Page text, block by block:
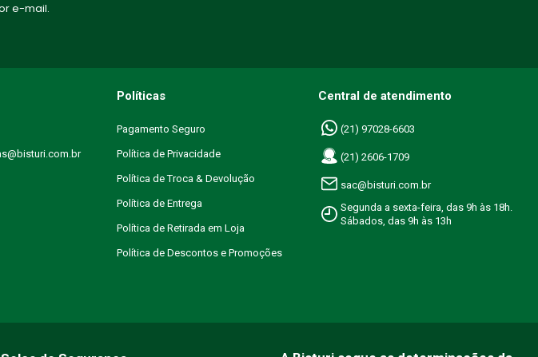
e-mail.
Políticas
Pagamento Seguro
Política de Privacidade
Política de Troca & Devolução
Política de Entrega
Política de Retirada em Loja
Política de Descontos e Promoções
Central de atendimento
(21) 97028-6603
(21) 2606-1709
sac@bisturi.com.br
Segunda a sexta-feira, das 9h às 18h.
Sábados, das 9h às 13h